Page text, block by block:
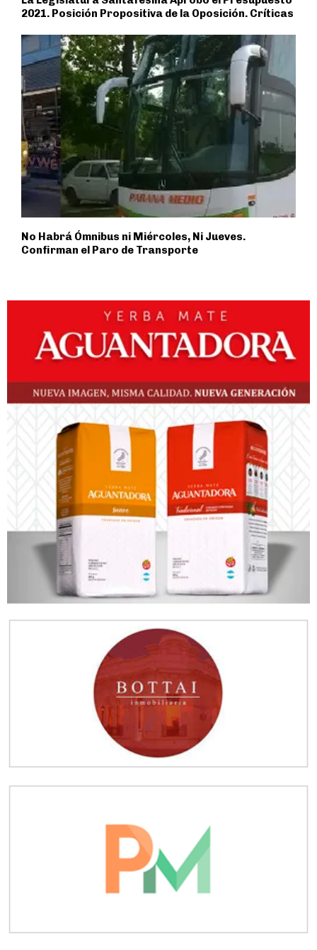
2021. Posición Propositiva de la Oposición. Críticas
No Habrá Ómnibus ni Miércoles, Ni Jueves.
Confirman el Paro de Transporte